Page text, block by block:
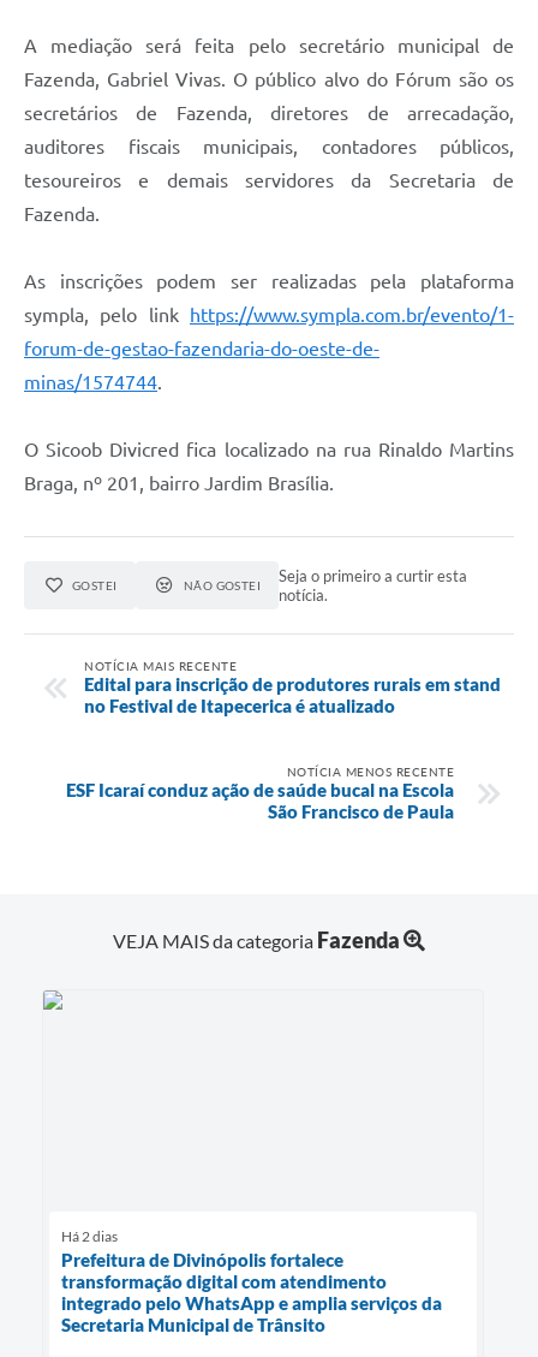
A mediação será feita pelo secretário municipal de
Fazenda, Gabriel Vivas. O público alvo do Fórum são os
secretários de Fazenda, diretores de arrecadação,
auditores fiscais municipais, contadores públicos,
tesoureiros e demais servidores da Secretaria de
Fazenda.
As inscrições podem ser realizadas pela plataforma
sympla, pelo link https://www.sympla.com.br/evento/1-
forum-de-gestao-fazendaria-do-oeste-de-
minas/1574744
O Sicoob Divicred fica localizado na rua Rinaldo Martins
Braga, nº 201, bairro Jardim Brasília.
GOSTEI NÃO GOSTEI
Seja o primeiro a curtir esta
notícia.
NOTÍCIA MAIS RECENTE
Edital para inscrição de produtores rurais em stand
no Festival de Itapecerica é atualizado
NOTÍCIA MENOS RECENTE
ESF Icaraí conduz ação de saúde bucal na Escola
São Francisco de Paula
VEJA MAIS da categoria Fazenda
Há 2 dias
Prefeitura de Divinópolis fortalece
transformação digital com atendimento
integrado pelo WhatsApp e amplia serviços da
Secretaria Municipal de Trânsito